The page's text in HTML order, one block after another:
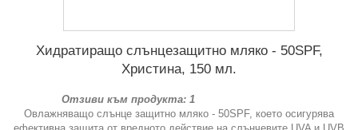
Хидратиращо слънцезащитно мляко - 50SPF,
Христина, 150 мл.
Отзиви към продукта: 1
Овлажняващо слънце защитно мляко - 50SPF, което осигурява